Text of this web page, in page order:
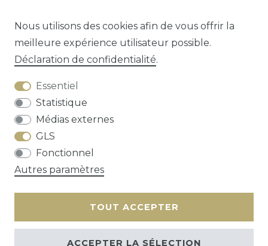
p.1128,illustriert mit 32 Bildtafeln
Question sur cet article?
Droit de rétractation
confidentialité
Nous utilisons des cookies afin de vous offrir la
meilleure expérience utilisateur possible.
Déclaration de confidentialité.
Essentiel
Statistique
Médias externes
GLS
Fonctionnel
Autres paramètres
TOUT ACCEPTER
ACCEPTER LA SÉLECTION